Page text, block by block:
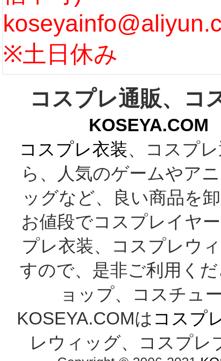
う...
※土日休み
コスプレ通販、コ
コスプレ衣装、コスプ
ら、人気のゲームやア
ッグなど、良い商品を
お値段でコスプレイヤ
プレ衣装、コスプレウ
すので、是非ご利用く
ョップ、コスチュ
KOSEYA.COMは コスプ
レウィッグ、コスプレ